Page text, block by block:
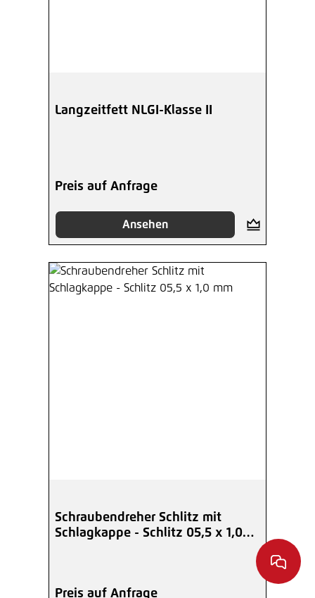
Langzeitfett NLGI-Klasse II
Preis auf Anfrage
Ansehen
Schraubendreher Schlitz mit
Schlagkappe - Schlitz 05,5 x 1,0
Preis auf Anfrage